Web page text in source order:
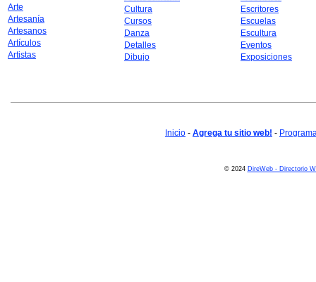
Arte
Artesanía
Artesanos
Artículos
Artistas
Cultura
Cursos
Danza
Detalles
Dibujo
Escritores
Escuelas
Escultura
Eventos
Exposiciones
Inicio - Agrega tu sitio web! -
© 2024 DireWeb - Directorio